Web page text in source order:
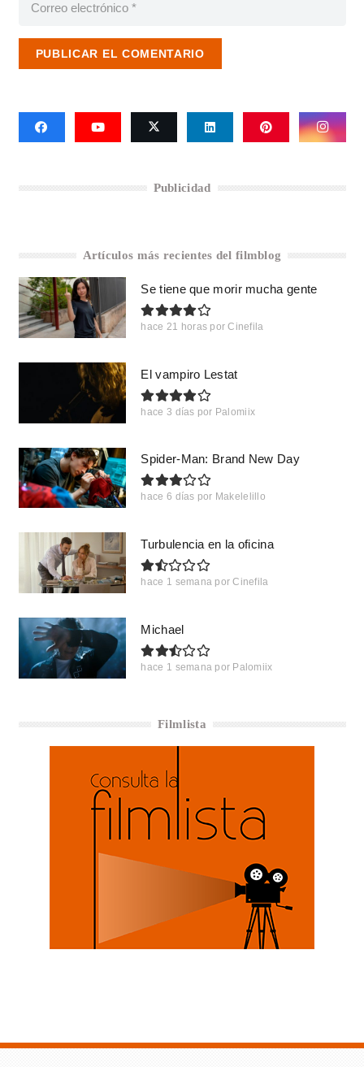
PUBLICAR EL COMENTARIO
Publicidad
Artículos más recientes del filmblog
Se tiene que morir mucha gente
hace 21 horas por Cinefila
El vampiro Lestat
hace 3 días por Palomiix
Spider-Man: Brand New Day
hace 6 días por Makelelillo
Turbulencia en la oficina
hace 1 semana por Cinefila
Michael
hace 1 semana por Palomiix
Filmlista